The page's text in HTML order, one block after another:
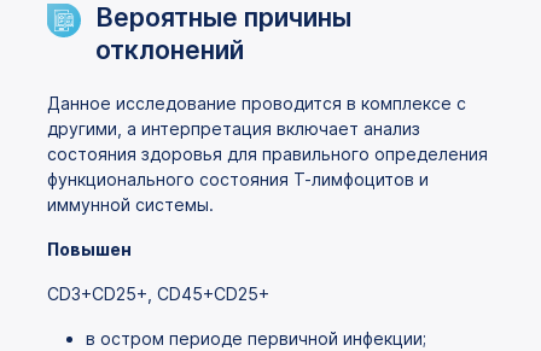
Вероятные причины
отклонений
Данное исследование проводится в комплексе с
другими, а интерпретация включает анализ
состояния здоровья для правильного определения
функционального состояния Т-лимфоцитов и
иммунной системы.
Повышен
CD3+CD25+, CD45+CD25+
в остром периоде первичной инфекции;